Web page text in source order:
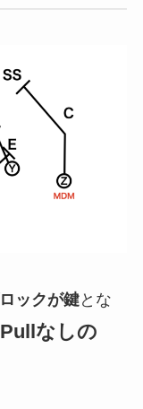
ックが鍵とな
Pullなしの